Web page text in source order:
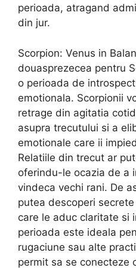
perioada, atragand
din jur.
Scorpion: Venus in
douasprezecea pentru
o perioada de
emotionala. Scorpionii
retrage din agitatia
asupra trecutului si a
emotionale care ii
Relatiile din trecut ar
oferindu-le ocazia de a
vindeca vechi rani. De
putea descoperi
care le aduc claritate si
perioada este ideala
rugaciune sau alte
permit sa se conecteze